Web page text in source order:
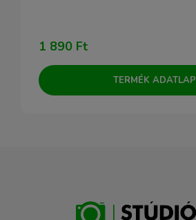
1 890 Ft
TERMÉK ADATLAP